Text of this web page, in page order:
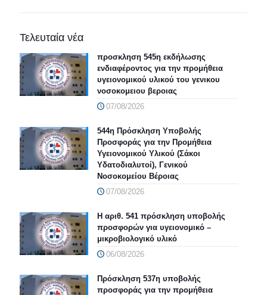
Τελευταία νέα
προσκληση 545η εκδήλωσης
ενδιαφέροντος για την προμήθεια
υγειονομικού υλικού του γενικου
νοσοκομειου βεροιας
07/08/2026
544η Πρόσκληση Υποβολής
Προσφοράς για την Προμήθεια
Υγειονομικού Υλικού (Σάκοι
Υδατοδιαλυτοί), Γενικού
Νοσοκομείου Βέροιας
07/08/2026
Η αριθ. 541 πρόσκληση υποβολής
προσφορών για υγειονομικό –
μικροβιολογικό υλικό
06/08/2026
Πρόσκληση 537η υποβολής
προσφοράς για την προμήθεια